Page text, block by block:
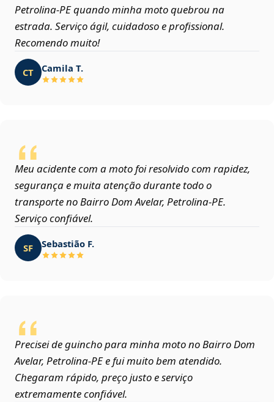
Petrolina‑PE quando minha moto quebrou na
estrada. Serviço ágil, cuidadoso e profissional.
Recomendo muito!
CT Camila T.
Meu acidente com a moto foi resolvido com rapidez,
segurança e muita atenção durante todo o
transporte no Bairro Dom Avelar, Petrolina‑PE.
Serviço confiável.
SF Sebastião F.
Precisei de guincho para minha moto no Bairro Dom
Avelar, Petrolina‑PE e fui muito bem atendido.
Chegaram rápido, preço justo e serviço
extremamente confiável.